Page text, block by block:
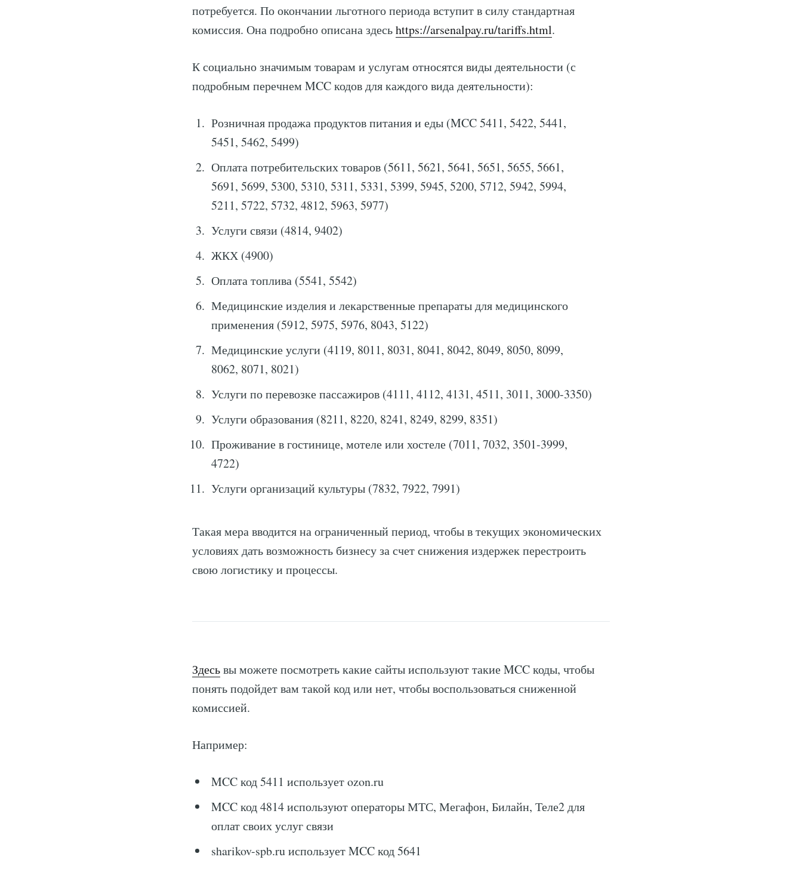
потребуется. По окончании льготного периода вступит в силу стандартная
комиссия. Она подробно описана здесьhttps://arsenalpay.ru/tariffs.html.
К социально значимым товарам и услугам относятся виды деятельности (с
подробным перечнем MCC кодов для каждого вида деятельности):
Розничная продажа продуктов питания и еды (MCC 5411, 5422, 5441,
5451, 5462, 5499)
Оплата потребительских товаров (5611, 5621, 5641, 5651, 5655, 5661,
5691, 5699, 5300, 5310, 5311, 5331, 5399, 5945, 5200, 5712, 5942, 5994,
5211, 5722, 5732, 4812, 5963, 5977)
Услуги связи (4814, 9402)
ЖКХ (4900)
Оплата топлива (5541, 5542)
Медицинские изделия и лекарственные препараты для медицинского
применения (5912, 5975, 5976, 8043, 5122)
Медицинские услуги (4119, 8011, 8031, 8041, 8042, 8049, 8050, 8099,
8062, 8071, 8021)
Услуги по перевозке пассажиров (4111, 4112, 4131, 4511, 3011, 3000-3350)
Услуги образования (8211, 8220, 8241, 8249, 8299, 8351)
Проживание в гостинице, мотеле или хостеле (7011, 7032, 3501-3999,
4722)
Услуги организаций культуры (7832, 7922, 7991)
Такая мера вводится на ограниченный период, чтобы в текущих экономических
условиях дать возможность бизнесу за счет снижения издержек перестроить
свою логистику и процессы.
Здесьвы можете посмотреть какие сайты используют такие MCC коды, чтобы
понять подойдет вам такой код или нет, чтобы воспользоваться сниженной
комиссией.
Например:
MCC код 5411 использует ozon.ru
MCC код 4814 используют операторы МТС, Мегафон, Билайн, Теле2 для
оплат своих услуг связи
sharikov-spb.ru использует MCC код 5641